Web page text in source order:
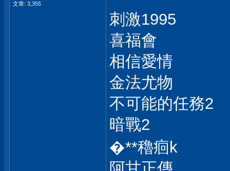
文章: 3,355
刺激1995
喜福會
相信愛情
金法尤物
不可能的任務2
暗戰2
�**穭痐k